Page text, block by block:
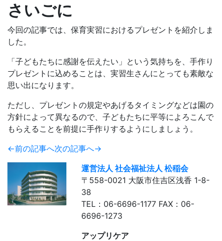
さいごに
今回の記事では、保育実習におけるプレゼントを紹介しま
した。
「子どもたちに感謝を伝えたい」という気持ちを、手作り
プレゼントに込めることは、実習生さんにとっても素敵な
思い出になります。
ただし、プレゼントの規定やあげるタイミングなどは園の
方針によって異なるので、子どもたちに平等によろこんで
もらえることを前提に手作りするようにしましょう。
←前の記事へ次の記事へ→
運営法人 社会福祉法人 松稲会
〒558-0021 大阪市住吉区浅香 1-8-
38
TEL：06-6696-1177 FAX：06-
6696-1273
アップリケア